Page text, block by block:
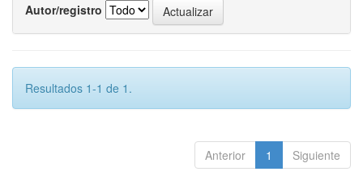
Autor/registro
Resultados 1-1 de 1.
Anterior 1 Siguiente